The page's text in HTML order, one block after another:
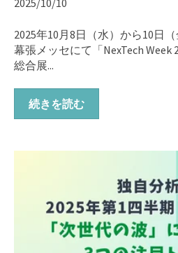
2025/10/10
2025年10月8日（水）から10日
幕張メッセにて「NexTech Week
総合展...
続きを読む